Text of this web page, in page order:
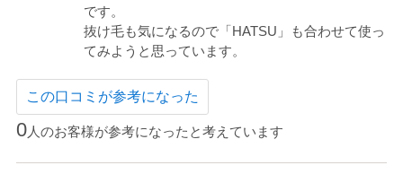
です。
抜け毛も気になるので「HATSU」も合わせて使っ
てみようと思っています。
この口コミが参考になった
0人のお客様が参考になったと考えています